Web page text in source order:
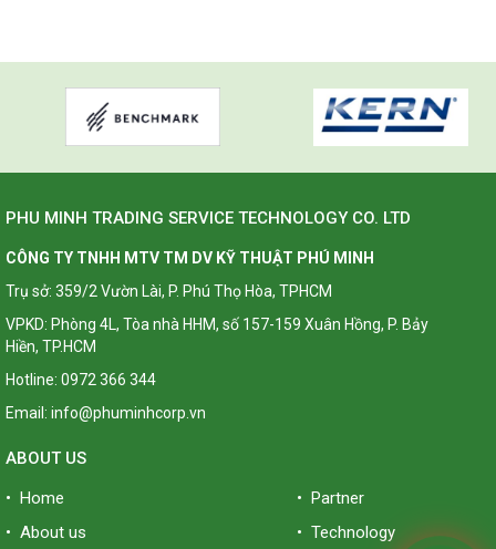
PHU MINH TRADING SERVICE TECHNOLOGY CO. LTD
CÔNG TY TNHH MTV TM DV KỸ THUẬT PHÚ MINH
Trụ sở: 359/2 Vườn Lài, P. Phú Thọ Hòa, TPHCM
VPKD: Phòng 4L, Tòa nhà HHM, số 157-159 Xuân Hồng, P. Bảy
Hiền, TP.HCM
Hotline: 0972 366 344
Email: info@phuminhcorp.vn
ABOUT US
• Home
• Partner
• About us
• Technology